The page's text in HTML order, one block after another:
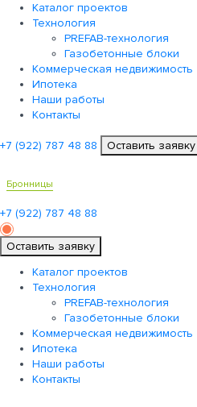
Каталог проектов
Технология
PREFAB-технология
Газобетонные блоки
Коммерческая недвижимость
Ипотека
Наши работы
Контакты
+7 (922) 787 48 88 Оставить заявку
Бронницы
+7 (922) 787 48 88
Оставить заявку
Каталог проектов
Технология
PREFAB-технология
Газобетонные блоки
Коммерческая недвижимость
Ипотека
Наши работы
Контакты